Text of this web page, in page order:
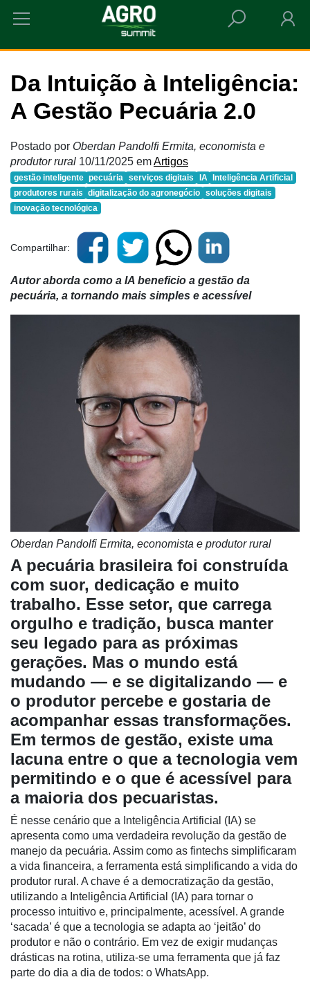
Cadastre-
Minha
conta
Notícias
Destaque
Mercado
Troca
de
HOME DA INTUIÇÃO À INTELIGÊNCIA: A GESTÃO PECUÁRIA 2.0
Da Intuição à Inteligência:
A Gestão Pecuária 2.0
Postado por Oberdan Pandolfi Ermita, economista e
produtor rural 10/11/2025 emArtigos
gestão inteligente pecuária serviços digitais IA
Inteligência Artificial
produtores rurais digitalização do agronegócio soluções digitais
inovação tecnológica
Compartilhar:
Autor aborda como a IA beneficio a gestão da
pecuária, a tornando mais simples e acessível
Oberdan Pandolfi Ermita, economista e produtor rural
A pecuária brasileira foi construída
com suor, dedicação e muito
trabalho. Esse setor, que carrega
orgulho e tradição, busca manter
seu legado para as próximas
gerações. Mas o mundo está
mudando — e se digitalizando — e
o produtor percebe e gostaria de
acompanhar essas transformações.
Em termos de gestão, existe uma
lacuna entre o que a tecnologia vem
permitindo e o que é acessível para
a maioria dos pecuaristas.
É nesse cenário que a Inteligência Artificial (IA) se
apresenta como uma verdadeira revolução da gestão de
manejo da pecuária. Assim como as fintechs simplificaram
a vida financeira, a ferramenta está simplificando a vida do
produtor rural. A chave é a democratização da gestão,
utilizando a Inteligência Artificial (IA) para tornar o
processo intuitivo e, principalmente, acessível. A grande
‘sacada’ é que a tecnologia se adapta ao ‘jeitão’ do
produtor e não o contrário. Em vez de exigir mudanças
drásticas na rotina, utiliza-se uma ferramenta que já faz
parte do dia a dia de todos: o WhatsApp.